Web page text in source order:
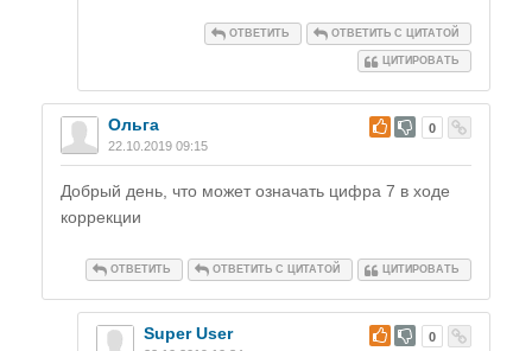
ОТВЕТИТЬ ОТВЕТИТЬ С ЦИТАТОЙ
ЦИТИРОВАТЬ
# 0
Ольга
22.10.2019 09:15
Добрый день, что может означать цифра 7 в ходе
коррекции
ОТВЕТИТЬ ОТВЕТИТЬ С ЦИТАТОЙ ЦИТИРОВАТЬ
# 0
Super User